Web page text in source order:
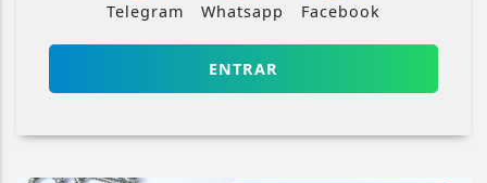
Telegram Whatsapp Facebook
ENTRAR